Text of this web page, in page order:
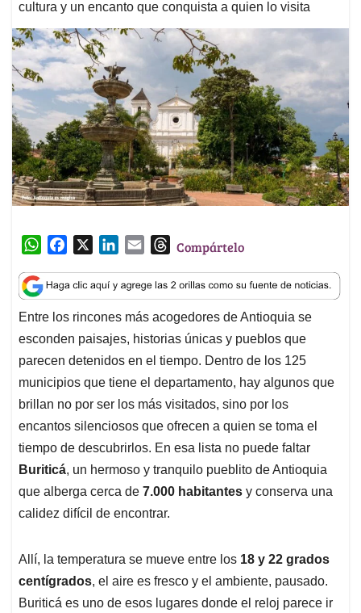
cultura y un encanto que conquista a quien lo visita
W
a
t
s
A
p
p
c
e
b
o
o
k
n
k
e
d
I
n
a
i
l
T
r
e
a
d
s
Compártelo
Entre los rincones más acogedores de Antioquia se
esconden paisajes, historias únicas y pueblos que
parecen detenidos en el tiempo. Dentro de los 125
municipios que tiene el departamento, hay algunos que
brillan no por ser los más visitados, sino por los
encantos silenciosos que ofrecen a quien se toma el
tiempo de descubrirlos. En esa lista no puede faltar
Buriticá, un hermoso y tranquilo pueblito de Antioquia
que alberga cerca de 7.000 habitantes y conserva una
calidez difícil de encontrar.
Allí, la temperatura se mueve entre los 18 y 22 grados
centígrados, el aire es fresco y el ambiente, pausado.
Buriticá es uno de esos lugares donde el reloj parece ir